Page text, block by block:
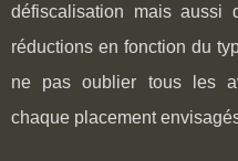
défiscalisation mais aussi
réductions en fonction du
ne pas oublier tous les
chaque placement